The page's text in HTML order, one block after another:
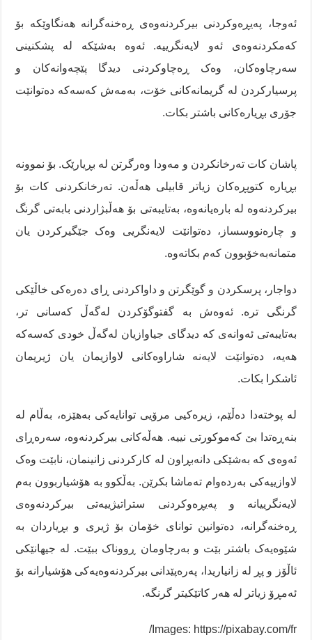
ئەوجا، پەیڕەوکردنی بیرکردنەوەی ڕەخنەگرانە هەنگاوێکە بۆ
کەمکردنەوەی ئەو لایەنگرییە. ئەوە بەشێکە لە پشکنینی
سەرچاوەکان، وەک ڕەچاوکردنی دیدگا پێچەوانەکان و
پرسیارکردن لە گریمانەکانی خۆت، بەمەش کەسەکە دەتوانێت
جۆری بڕیارەکانی باشتر بکات.
پاشان کات تەرخانکردن و مەودا وەرگرتن لە بڕیارێک. بۆ نموونە
بڕیارە کتوپڕەکان زیاتر قابیلی هەڵەن. تەرخانکردنی کات بۆ
بیرکردنەوە لە بارەیانەوە، بەتایبەتی بۆ هەڵبژاردنی بابەتی گرنگ
و چارەنووسساز، دەتوانێت لایەنگریی وەک جێگیرکردن یان
متمانەبەخۆبوون کەم بکاتەوە.
دواجار، پرسکردن و گوێگرتن و داواکردنی ڕای دەرەکی خاڵێکی
گرنگی ترە. ئەوەش بە گفتوگۆکردن لەگەڵ کەسانی تر،
بەتایبەتی ئەوانەی کە دیدگای جیاوازیان لەگەڵ خودی کەسەکە
هەیە، دەتوانێت لایەنە شاراوەکانی لاوازیمان یان ژیریمان
ئاشکرا بکات.
لە پوختەدا دەڵێم، زیرەکیی مرۆیی توانایەکی بەهێزە، بەڵام لە
بنەڕەتدا بێ کەموکورتی نییە. هەڵەکانی بیرکردنەوە، سەرەڕای
ئەوەی کە بەشێکی دانەبڕاون لە کارکردنی زانینمان، نابێت وەک
لاوازییەکی بەردەوام تەماشا بکرێن. بەڵکوو بە هۆشیاربوون بەم
لایەنگرییانە و پەیڕەوکردنی ستراتیژییەتی بیرکردنەوەی
ڕەخنەگرانە، دەتوانین توانای خۆمان بۆ ژیری و بڕیاردان بە
شێوەیەک باشتر بێت و بەرچاومان ڕووناک ببێت. لە جیهانێکی
ئاڵۆز و پڕ لە زانیاریدا، پەرەپێدانی بیرکردنەوەیەکی هۆشیارانە بۆ
ئەمڕۆ زیاتر لە هەر کاتێکیتر گرنگە.
Images: https://pixabay.com/fr/